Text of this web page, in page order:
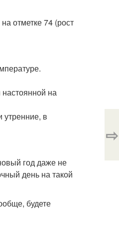
отметке 74 (рост
настоянной на
утренние, в
год даже не
день на такой
будете
⇨